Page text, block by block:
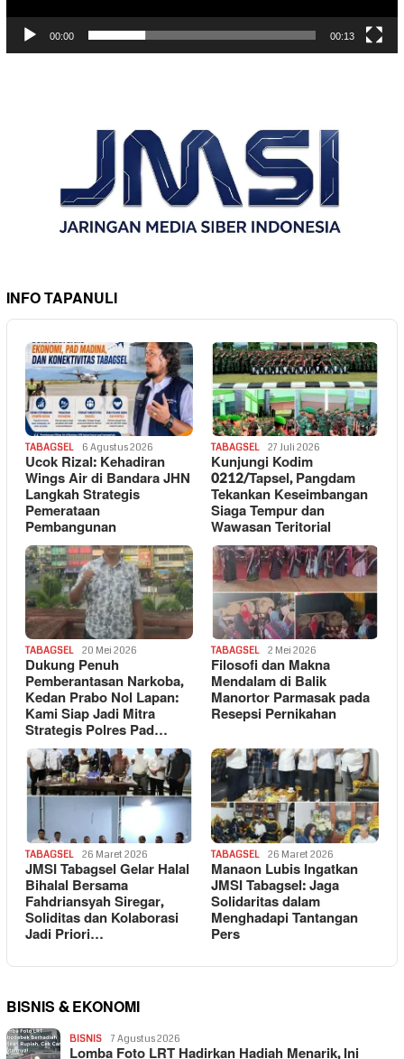
00:00 00:13
INFO TAPANULI
TABAGSEL 6 Agustus 2026
Ucok Rizal: Kehadiran
Wings Air di Bandara JHN
Langkah Strategis
Pemerataan
Pembangunan
TABAGSEL 27 Juli 2026
Kunjungi Kodim
0212/Tapsel, Pangdam
Tekankan Keseimbangan
Siaga Tempur dan
Wawasan Teritorial
TABAGSEL 20 Mei 2026
Dukung Penuh
Pemberantasan Narkoba,
Kedan Prabo Nol Lapan:
Kami Siap Jadi Mitra
Strategis Polres Pad…
TABAGSEL 2 Mei 2026
Filosofi dan Makna
Mendalam di Balik
Manortor Parmasak pada
Resepsi Pernikahan
TABAGSEL 26 Maret 2026
JMSI Tabagsel Gelar Halal
Bihalal Bersama
Fahdriansyah Siregar,
Soliditas dan Kolaborasi
Jadi Priori…
TABAGSEL 26 Maret 2026
Manaon Lubis Ingatkan
JMSI Tabagsel: Jaga
Solidaritas dalam
Menghadapi Tantangan
Pers
BISNIS & EKONOMI
BISNIS 7 Agustus 2026
Lomba Foto LRT Hadirkan Hadiah Menarik, Ini